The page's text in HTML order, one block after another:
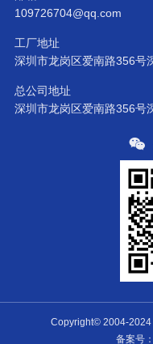
109726704@qq.com
工厂地址
深圳市龙岗区爱南路356号
总公司地址
深圳市龙岗区爱南路356号
Copyright© 2004-2024
备案号